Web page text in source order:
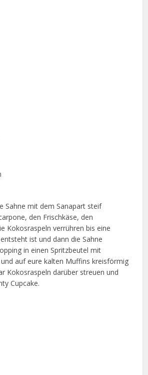
Sahne mit dem Sanapart steif
den Frischkäse, den
Kokosraspeln verrühren bis eine
ist und dann die Sahne
in einen Spritzbeutel mit
auf eure kalten Muffins kreisförmig
Kokosraspeln darüber streuen und
Cupcake.